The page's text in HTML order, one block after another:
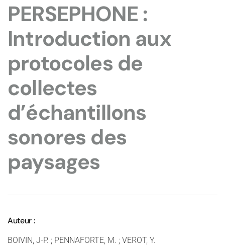
PERSEPHONE :
Introduction aux
protocoles de
collectes
d’échantillons
sonores des
paysages
Auteur :
BOIVIN, J-P. ; PENNAFORTE, M. ; VEROT, Y.